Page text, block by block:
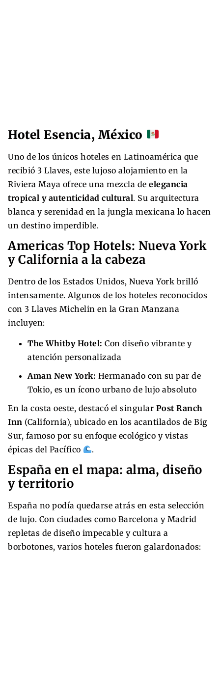
Hotel Esencia, México
Uno de los únicos hoteles en Latinoamérica que
recibió 3 Llaves, este lujoso alojamiento en la
Riviera Maya ofrece una mezcla de elegancia
tropical y autenticidad cultural. Su arquitectura
blanca y serenidad en la jungla mexicana lo hacen
un destino imperdible.
Americas Top Hotels: Nueva York
y California a la cabeza
Dentro de los Estados Unidos, Nueva York brilló
intensamente. Algunos de los hoteles reconocidos
con 3 Llaves Michelin en la Gran Manzana
incluyen:
The Whitby Hotel: Con diseño vibrante y
atención personalizada
Aman New York: Hermanado con su par de
Tokio, es un ícono urbano de lujo absoluto
En la costa oeste, destacó el singular Post Ranch
Inn (California), ubicado en los acantilados de Big
Sur, famoso por su enfoque ecológico y vistas
épicas del Pacífico
.
España en el mapa: alma, diseño
y territorio
España no podía quedarse atrás en esta selección
de lujo. Con ciudades como Barcelona y Madrid
repletas de diseño impecable y cultura a
borbotones, varios hoteles fueron galardonados: